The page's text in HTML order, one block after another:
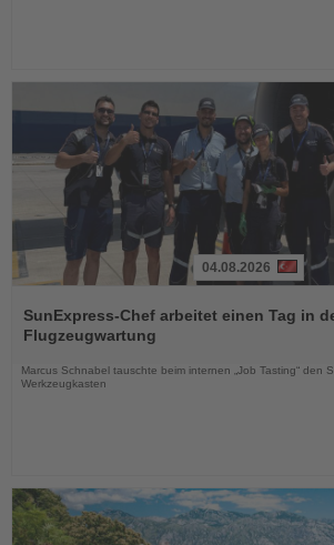
Sie
die
Nachrichten
04.08.2026
SunExpress-Chef arbeitet einen Tag in
Flugzeugwartung
Marcus Schnabel tauschte beim internen „Job Tasting“ den
Werkzeugkasten